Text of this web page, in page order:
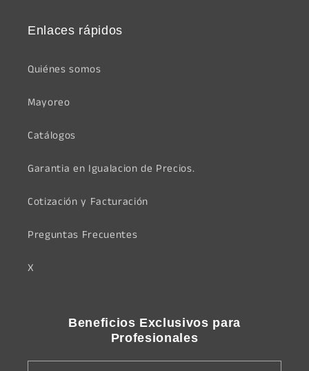
Enlaces rápidos
Quiénes somos
Mayoreo
Catálogos
Garantia en Igualacion de Precios.
Cotización y Facturación
Preguntas Frecuentes
X
Beneficios Exclusivos para
Profesionales